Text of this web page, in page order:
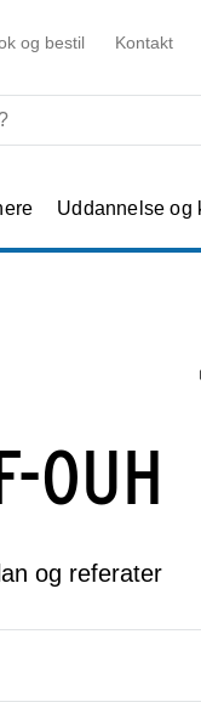
og bestil Kontakt
Uddannelse og
OUH
og referater